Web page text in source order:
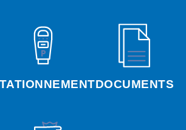
DOCUMENTS